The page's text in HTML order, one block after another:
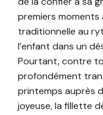
premiers
traditionnelle au
l’enfant dans un
Pourtant, contre
profondément
printemps auprès
joyeuse, la fillette